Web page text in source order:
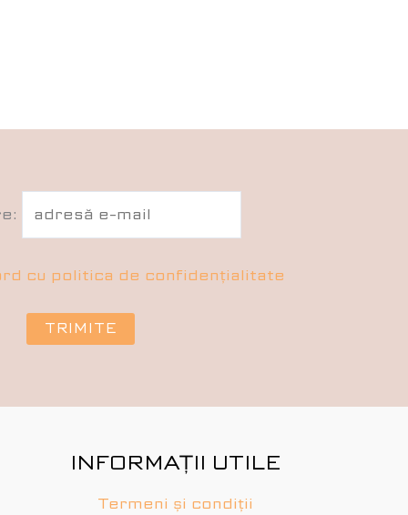
cu politica de confidențialitate
INFORMAȚII UTILE
Termeni și condiții